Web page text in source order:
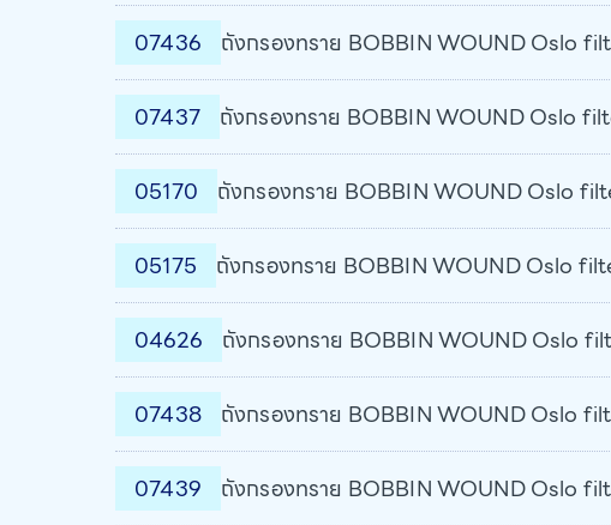
07436 ถังกรองทราย BOBBIN WOUND Oslo
07437 ถังกรองทราย BOBBIN WOUND Oslo
05170 ถังกรองทราย BOBBIN WOUND Oslo
05175 ถังกรองทราย BOBBIN WOUND Oslo
04626 ถังกรองทราย BOBBIN WOUND Oslo
07438 ถังกรองทราย BOBBIN WOUND Oslo
07439 ถังกรองทราย BOBBIN WOUND Oslo